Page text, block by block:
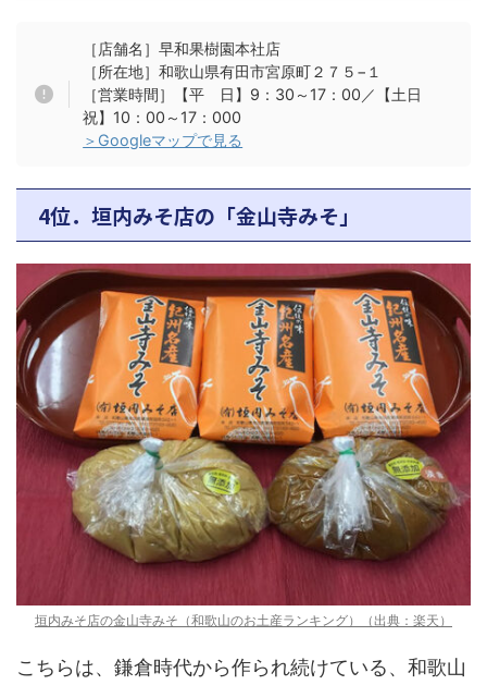
［店舗名］早和果樹園本社店
［所在地］和歌山県有田市宮原町２７５−１
［営業時間］【平 日】9：30～17：00／【土日
祝】10：00～17：000
＞Googleマップで見る
4位．垣内みそ店の「金山寺みそ」
垣内みそ店の金山寺みそ（和歌山のお土産ランキング）（出典：楽天）
こちらは、鎌倉時代から作られ続けている、和歌山